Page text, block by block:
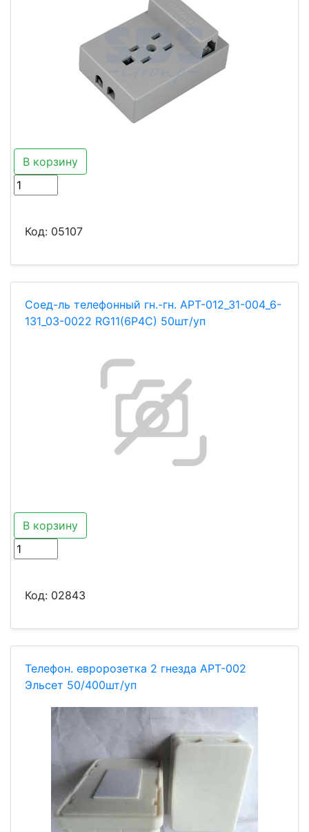
В корзину
Код: 05107
Соед-ль телефонный гн.-гн. АРТ-012_31-004_6-
131_03-0022 RG11(6P4C) 50шт/уп
В корзину
Код: 02843
Телефон. евророзетка 2 гнезда АРТ-002
Эльсет 50/400шт/уп